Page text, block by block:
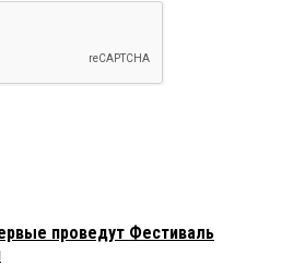
проведут Фестиваль